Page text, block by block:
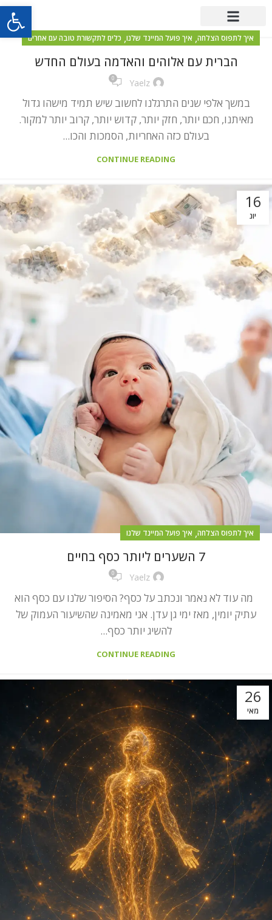
פתח
איך לתפוס הצלחה, איך פועל המיינד שלנו, כלים לתקשורת טובה עם אחרים
הברית עם אלוהים והאדמה בעולם החדש
Yaelz
0
במשך אלפי שנים התרגלנו לחשוב שיש תמיד מישהו גדול
מאיתנו, חכם יותר, חזק יותר, קדוש יותר, קרוב יותר למקור.
בעולם כזה האחריות, הסמכות והכו...
CONTINUE READING
16
יונ
איך לתפוס הצלחה, איך פועל המיינד שלנו
7 השערים ליותר כסף בחיים
Yaelz
0
מה עוד לא נאמר ונכתב על כסף? הסיפור שלנו עם כסף הוא
עתיק יומין, מאז ימי גן עדן. אני מאמינה שהשיעור העמוק של
להשיג יותר כסף...
CONTINUE READING
26
מאי